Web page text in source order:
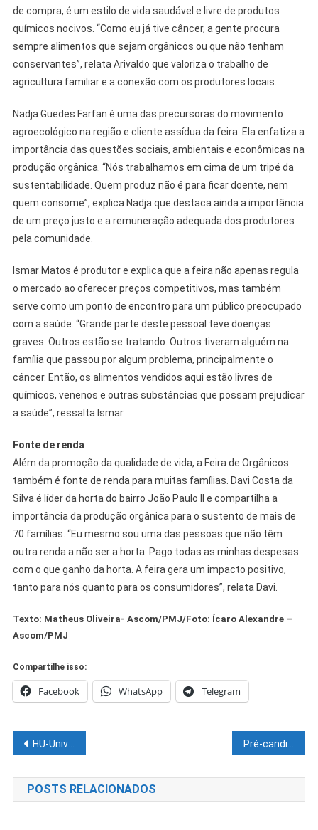
de compra, é um estilo de vida saudável e livre de produtos
químicos nocivos. “Como eu já tive câncer, a gente procura
sempre alimentos que sejam orgânicos ou que não tenham
conservantes”, relata Arivaldo que valoriza o trabalho de
agricultura familiar e a conexão com os produtores locais.
Nadja Guedes Farfan é uma das precursoras do movimento
agroecológico na região e cliente assídua da feira. Ela enfatiza a
importância das questões sociais, ambientais e econômicas na
produção orgânica. “Nós trabalhamos em cima de um tripé da
sustentabilidade. Quem produz não é para ficar doente, nem
quem consome”, explica Nadja que destaca ainda a importância
de um preço justo e a remuneração adequada dos produtores
pela comunidade.
Ismar Matos é produtor e explica que a feira não apenas regula
o mercado ao oferecer preços competitivos, mas também
serve como um ponto de encontro para um público preocupado
com a saúde. “Grande parte deste pessoal teve doenças
graves. Outros estão se tratando. Outros tiveram alguém na
família que passou por algum problema, principalmente o
câncer. Então, os alimentos vendidos aqui estão livres de
químicos, venenos e outras substâncias que possam prejudicar
a saúde”, ressalta Ismar.
Fonte de renda
Além da promoção da qualidade de vida, a Feira de Orgânicos
também é fonte de renda para muitas famílias. Davi Costa da
Silva é líder da horta do bairro João Paulo II e compartilha a
importância da produção orgânica para o sustento de mais de
70 famílias. “Eu mesmo sou uma das pessoas que não têm
outra renda a não ser a horta. Pago todas as minhas despesas
com o que ganho da horta. A feira gera um impacto positivo,
tanto para nós quanto para os consumidores”, relata Davi.
Texto: Matheus Oliveira- Ascom/PMJ/Foto: Ícaro Alexandre –
Ascom/PMJ
Compartilhe isso:
Facebook WhatsApp Telegram
Navegação
de
Post
HU-Univasf realiza 1º Simpósio sobre Dengue Pré-candidata do PT a vice-prefeita de Salvador, Fabya Reis é a nova entrevistada do POD13
POSTS RELACIONADOS